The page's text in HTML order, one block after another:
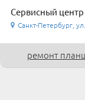
Сервисный
Санкт-Петербург,
ремонт